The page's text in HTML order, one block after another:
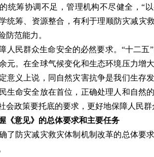
统筹协调不足，管理机构不尽健全，“
统筹、资源整合，有利于理顺防灾减灾
防范能力。
民群众生命安全的必然要求。“十二五”
元。在全球气候变化和生态环境压力增
意义上说，同自然灾害抗争是我们生存
生命安全放在首位，正确处理人和自然
会政策要托底的要求，更好地保障人民群
《意见》的总体要求和主要任务
防灾减灾救灾体制机制改革的总体要求